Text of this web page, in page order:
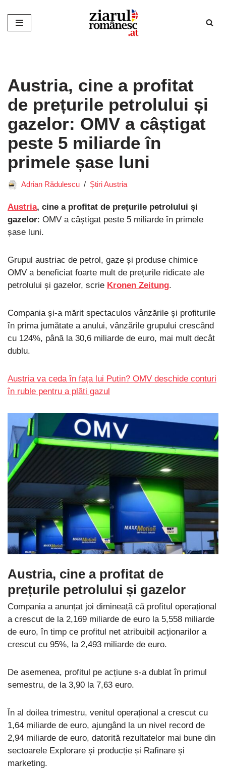
Sari
Austria, cine a profitat
de prețurile petrolului și
gazelor: OMV a câștigat
peste 5 miliarde în
primele șase luni
Adrian Rădulescu Știri Austria
Austria, cine a profitat de prețurile petrolului și
gazelor: OMV a câștigat peste 5 miliarde în primele
șase luni.
Grupul austriac de petrol, gaze și produse chimice
OMV a beneficiat foarte mult de prețurile ridicate ale
petrolului și gazelor, scrie Kronen Zeitung.
Compania și-a mărit spectaculos vânzările și profiturile
în prima jumătate a anului, vânzările grupului crescând
cu 124%, până la 30,6 miliarde de euro, mai mult decât
dublu.
Austria va ceda în fața lui Putin? OMV deschide conturi
în ruble pentru a plăti gazul
Austria, cine a profitat de
prețurile petrolului și gazelor
Compania a anunțat joi dimineață că profitul operațional
a crescut de la 2,169 miliarde de euro la 5,558 miliarde
de euro, în timp ce profitul net atribuibil acționarilor a
crescut cu 95%, la 2,493 miliarde de euro.
De asemenea, profitul pe acțiune s-a dublat în primul
semestru, de la 3,90 la 7,63 euro.
În al doilea trimestru, venitul operațional a crescut cu
1,64 miliarde de euro, ajungând la un nivel record de
2,94 miliarde de euro, datorită rezultatelor mai bune din
sectoarele Explorare și producție și Rafinare și
marketing.